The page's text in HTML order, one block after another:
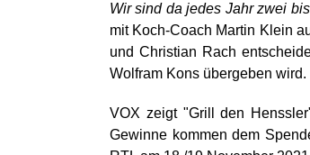
Wir sind da jedes Jahr zwei
mit Koch-Coach Martin Klein
und Christian Rach
Wolfram Kons übergeben wird.
VOX zeigt "Grill den
Gewinne kommen dem